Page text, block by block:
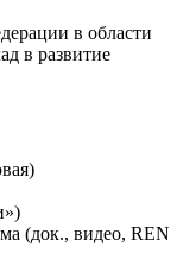
в области
в развитие
(док., видео, REN